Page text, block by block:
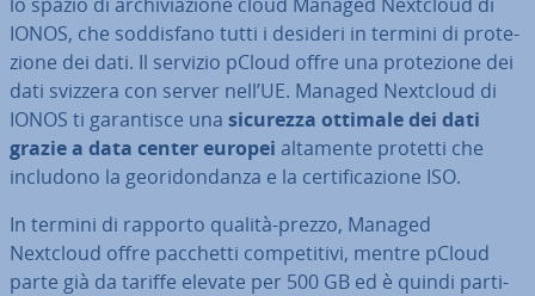
IONOS, che sod­di­sfa­no tutti i desideri in termini di pro­te­
zio­ne dei dati. Il servizio pCloud offre una pro­te­zio­ne dei
dati svizzera con server nell’UE. Managed Nextcloud di
IONOS ti ga­ran­ti­sce una sicurezza ottimale dei dati
grazie a data center europei altamente protetti che
includono la geo­ri­don­dan­za e la cer­ti­fi­ca­zio­ne ISO.
In termini di rapporto qualità-prezzo, Managed
Nextcloud offre pacchetti com­pe­ti­ti­vi, mentre pCloud
parte già da tariffe elevate per 500 GB ed è quindi par­ti­